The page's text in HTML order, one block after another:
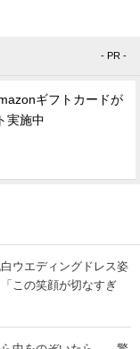
- PR -
ギフトカードが
実施中
ウエディングドレス姿
この笑顔が切なすぎ